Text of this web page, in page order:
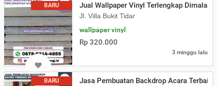
BARU Jual Wallpaper Vinyl Terlengkap Dimalang
Jl. Villa Bukit Tidar
wallpaper vinyl
Rp 320.000
3 minggu lalu
BARU Jasa Pembuatan Backdrop Acara Terbaik